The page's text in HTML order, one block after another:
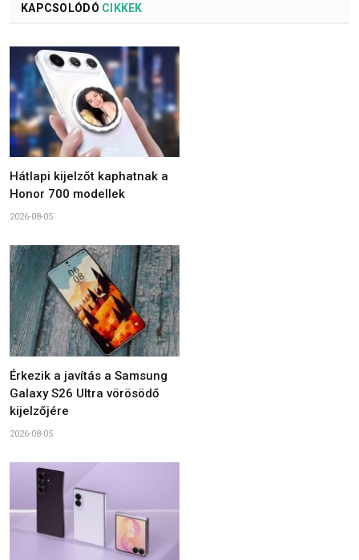
KAPCSOLÓDÓ CIKKEK
Hátlapi kijelzőt kaphatnak a
Honor 700 modellek
2026-08-05
Érkezik a javítás a Samsung
Galaxy S26 Ultra vörösödő
kijelzőjére
2026-08-05